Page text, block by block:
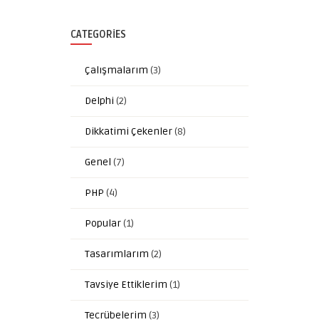
CATEGORIES
Çalışmalarım (3)
Delphi (2)
Dikkatimi Çekenler(8)
Genel (7)
PHP (4)
Popular(1)
Tasarımlarım (2)
Tavsiye Ettiklerim (1)
Tecrübelerim (3)